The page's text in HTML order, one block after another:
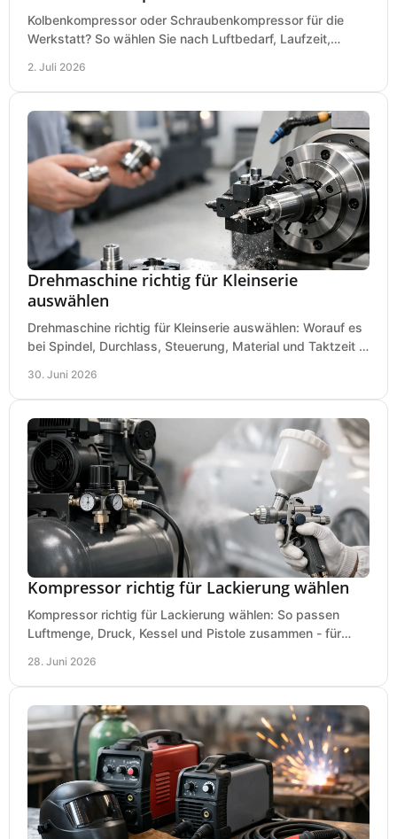
Kolbenkompressor oder Schraubenkompressor für die
Werkstatt? So wählen Sie nach Luftbedarf, Laufzeit,
2. Juli 2026
Drehmaschine richtig für Kleinserie
auswählen
Drehmaschine richtig für Kleinserie auswählen: Worauf es
bei Spindel, Durchlass, Steuerung, Material und Taktzeit in
30. Juni 2026
Kompressor richtig für Lackierung wählen
Kompressor richtig für Lackierung wählen: So passen
Luftmenge, Druck, Kessel und Pistole zusammen - für
28. Juni 2026